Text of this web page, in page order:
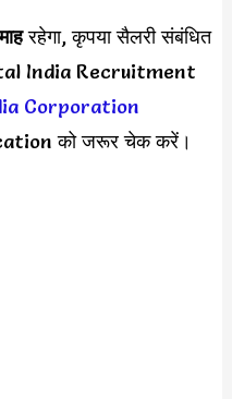
रहेगा, कृपया सैलरी संबंधित
India Recruitment
Corporation
को जरूर चेक करें।